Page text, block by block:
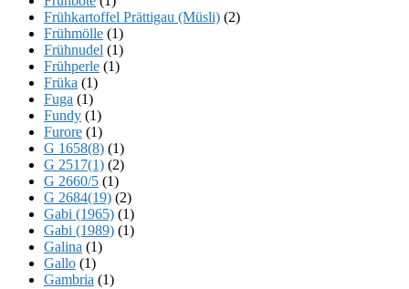
Frühkartoffel Prättigau (Müsli) (2)
Frühmölle (1)
Frühnudel (1)
Frühperle (1)
Früka (1)
Fuga (1)
Fundy (1)
Furore (1)
G 1658(8) (1)
G 2517(1) (2)
G 2660/5 (1)
G 2684(19) (2)
Gabi (1965) (1)
Gabi (1989) (1)
Galina (1)
Gallo (1)
Gambria (1)